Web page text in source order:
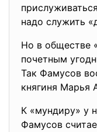
надо служить
Но в обществе
почетным
Так Фамусов
княгиня Марья
К «мундиру» у
Фамусов